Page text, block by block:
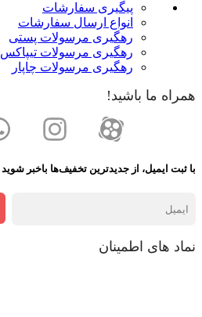
پیگیری سفارشات
انواع ارسال سفارشات
رهگیری مرسولات پستی
رهگیری مرسولات تیپاکس
رهگیری مرسولات چاپار
همراه ما باشید!
با ثبت ایمیل، از جدید‌ترین تخفیف‌ها با‌خبر شوید
نماد های اطمینان